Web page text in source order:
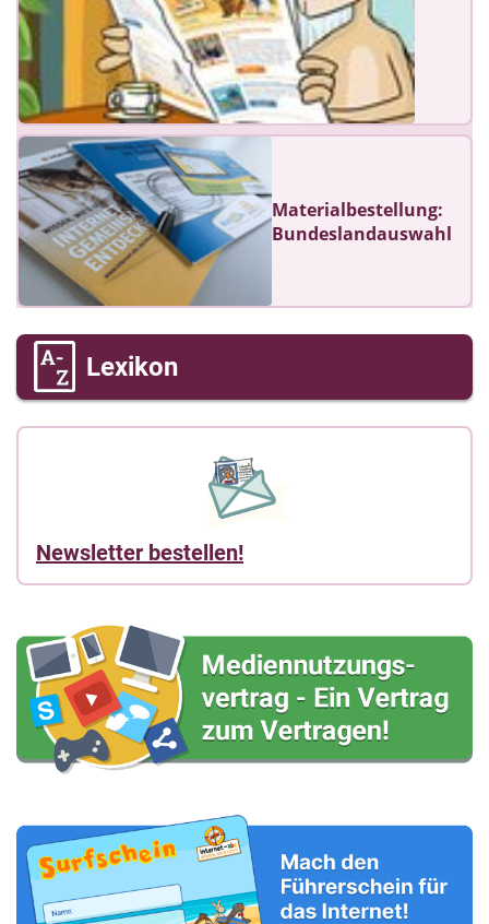
Materialbestellung:
Bundeslandauswahl
Lexikon
Newsletter bestellen!